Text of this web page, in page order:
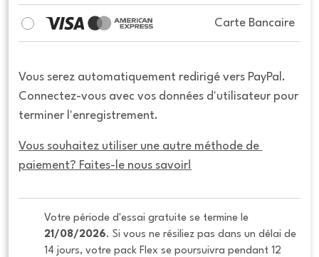
Carte Bancaire
Vous serez automatiquement redirigé vers PayPal.
Connectez-vous avec vos données d'utilisateur pour
terminer l'enregistrement.
Vous souhaitez utiliser une autre méthode de
paiement? Faites-le nous savoir!
21/08/2026. Si vous ne résiliez pas dans un délai de
14 jours, votre pack Flex se poursuivra pendant 12